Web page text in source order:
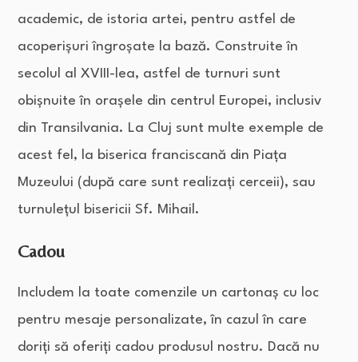
academic, de istoria artei, pentru astfel de
acoperișuri îngroșate la bază. Construite în
secolul al XVIII-lea, astfel de turnuri sunt
obișnuite în orașele din centrul Europei, inclusiv
din Transilvania. La Cluj sunt multe exemple de
acest fel, la biserica franciscană din Piața
Muzeului (după care sunt realizați cerceii), sau
turnulețul bisericii Sf. Mihail.
Cadou
Includem la toate comenzile un cartonaș cu loc
pentru mesaje personalizate, în cazul în care
doriți să oferiți cadou produsul nostru. Dacă nu